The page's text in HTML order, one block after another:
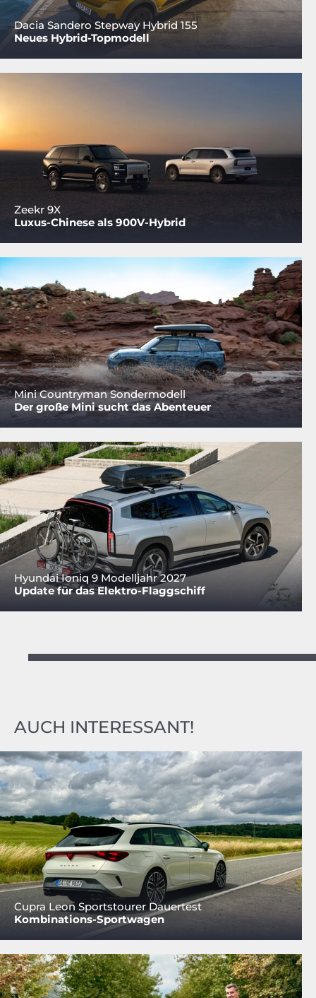
Dacia Sandero Stepway Hybrid 155
Neues Hybrid-Topmodell
Zeekr 9X
Luxus-Chinese als 900V-Hybrid
Mini Countryman Sondermodell
Der große Mini sucht das Abenteuer
Hyundai Ioniq 9 Modelljahr 2027
Update für das Elektro-Flaggschiff
AUCH INTERESSANT!
Cupra Leon Sportstourer Dauertest
Kombinations-Sportwagen